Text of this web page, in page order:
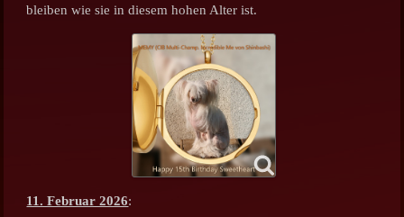
bleiben wie sie in diesem hohen Alter ist.
11. Februar 2026: